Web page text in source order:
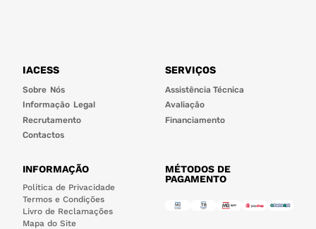
IACESS
Sobre Nós
Informação Legal
Recrutamento
Contactos
SERVIÇOS
Assistência Técnica
Avaliação
Financiamento
INFORMAÇÃO
Política de Privacidade
Termos e Condições
Livro de Reclamações
Mapa do Site
MÉTODOS DE
PAGAMENTO